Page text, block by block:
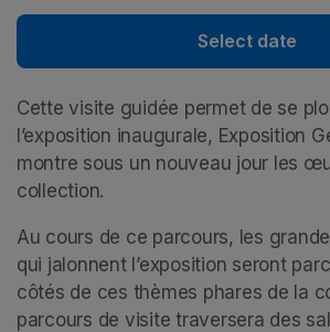
Select date
Cette visite guidée permet de se
l’exposition inaugurale, Exposition
montre sous un nouveau jour les
collection.
Au cours de ce parcours, les
qui jalonnent l’exposition seront
côtés de ces thèmes phares de la
parcours de visite traversera des